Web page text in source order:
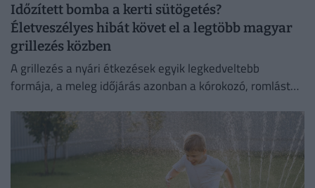
Időzített bomba a kerti sütögetés?
Életveszélyes hibát követ el a legtöbb magyar
grillezés közben
A grillezés a nyári étkezések egyik legkedveltebb
formája, a meleg időjárás azonban a kórokozó, romlást